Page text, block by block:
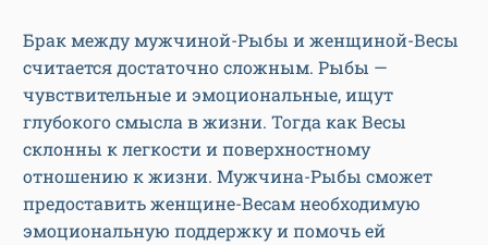
Брак между мужчиной-Рыбы и женщиной-Весы
считается достаточно сложным. Рыбы —
чувствительные и эмоциональные, ищут
глубокого смысла в жизни. Тогда как Весы
склонны к легкости и поверхностному
отношению к жизни. Мужчина-Рыбы сможет
предоставить женщине-Весам необходимую
эмоциональную поддержку и помочь ей